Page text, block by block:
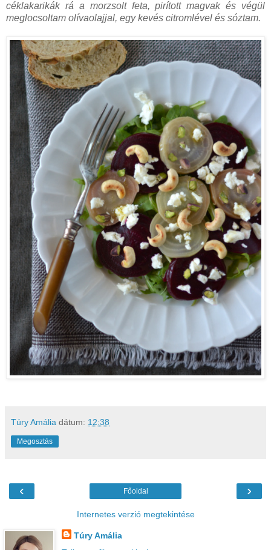
céklakarikák rá a morzsolt feta, pirított magvak és végül
meglocsoltam olívaolajjal, egy kevés citromlével és sóztam.
Túry Amália dátum: 12:38
Megosztás
‹ ›
Főoldal
Internetes verzió megtekintése
Túry Amália